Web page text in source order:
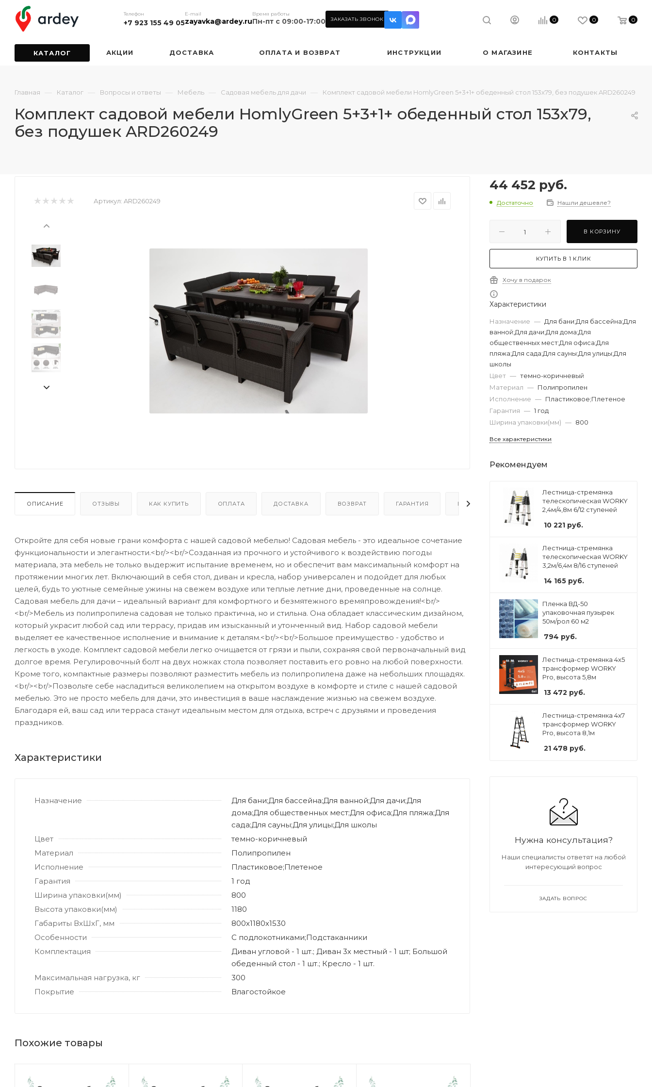
Телефон
+7 923 155 49 05
E-mail
zayavka@ardey.ru
Время работы
Пн-пт с 09:00-17:00 ЗАКАЗАТЬ ЗВОНОК 0 0 0
КАТАЛОГ АКЦИИ ДОСТАВКА ОПЛАТА И ВОЗВРАТ ИНСТРУКЦИИ О МАГАЗИНЕ КОНТАКТЫ
Главная — Каталог — Вопросы и ответы — Мебель — Садовая мебель для дачи — Комплект садовой мебели HomlyGreen 5+3+1+ обеденный стол 153х79, без подушек ARD260249
Комплект садовой мебели HomlyGreen 5+3+1+ обеденный стол 153х79,
без подушек ARD260249
Артикул: ARD260249
ОПИСАНИЕ ОТЗЫВЫ КАК КУПИТЬ ОПЛАТА ДОСТАВКА ВОЗВРАТ ГАРАНТИЯ ВОПРОС-ОТВЕТ
Откройте для себя новые грани комфорта с нашей садовой мебелью! Садовая мебель - это идеальное сочетание
функциональности и элегантности.<br/><br/>Созданная из прочного и устойчивого к воздействию погоды
материала, эта мебель не только выдержит испытание временем, но и обеспечит вам максимальный комфорт на
протяжении многих лет. Включающий в себя стол, диван и кресла, набор универсален и подойдет для любых
целей, будь то уютные семейные ужины на свежем воздухе или теплые летние дни, проведенные на солнце.
Садовая мебель для дачи – идеальный вариант для комфортного и безмятежного времяпровождения!<br/>
<br/>Мебель из полипропилена садовая не только практична, но и стильна. Она обладает классическим дизайном,
который украсит любой сад или террасу, придав им изысканный и утонченный вид. Набор садовой мебели
выделяет ее качественное исполнение и внимание к деталям.<br/><br/>Большое преимущество - удобство и
легкость в уходе. Комплект садовой мебели легко очищается от грязи и пыли, сохраняя свой первоначальный вид
долгое время. Регулировочный болт на двух ножках стола позволяет поставить его ровно на любой поверхности.
Кроме того, компактные размеры позволяют разместить мебель из полипропилена даже на небольших площадях.
<br/><br/>Позвольте себе насладиться великолепием на открытом воздухе в комфорте и стиле с нашей садовой
мебелью. Это не просто мебель для дачи, это инвестиция в ваше наслаждение жизнью на свежем воздухе.
Благодаря ей, ваш сад или терраса станут идеальным местом для отдыха, встреч с друзьями и проведения
праздников.
Характеристики
Назначение
Для бани;Для бассейна;Для ванной;Для дачи;Для
дома;Для общественных мест;Для офиса;Для пляжа;Для
сада;Для сауны;Для улицы;Для школы
Цвет
темно-коричневый
Материал
Полипропилен
Исполнение
Пластиковое;Плетеное
Гарантия
1 год
Ширина упаковки(мм)
800
Высота упаковки(мм)
1180
Габариты ВхШхГ, мм
800х1180х1530
Особенности
С подлокотниками;Подстаканники
Комплектация
Диван угловой - 1 шт.; Диван 3х местный - 1 шт; Большой
обеденный стол - 1 шт.; Кресло - 1 шт.
Максимальная нагрузка, кг
300
Покрытие
Влагостойкое
Похожие товары
44 452 руб.
Достаточно Нашли дешевле?
В КОРЗИНУ
КУПИТЬ В 1 КЛИК
Хочу в подарок
Характеристики
Назначение — Для бани;Для бассейна;Для
ванной;Для дачи;Для дома;Для
общественных мест;Для офиса;Для
пляжа;Для сада;Для сауны;Для улицы;Для
школы
Цвет — темно-коричневый
Материал — Полипропилен
Исполнение — Пластиковое;Плетеное
Гарантия — 1 год
Ширина упаковки(мм) — 800
Все характеристики
Рекомендуем
Лестница-стремянка
телескопическая WORKY
2,4м/4,8м 6/12 ступеней
10 221 руб.
Лестница-стремянка
телескопическая WORKY
3,2м/6,4м 8/16 ступеней
14 165 руб.
Пленка ВД-50
упаковочная пузырек
50м/рол 60 м2
794 руб.
Лестница-стремянка 4x5
трансформер WORKY
Pro, высота 5,8м
13 472 руб.
Лестница-стремянка 4x7
трансформер WORKY
Pro, высота 8,1м
21 478 руб.
Нужна консультация?
Наши специалисты ответят на любой
интересующий вопрос
ЗАДАТЬ ВОПРОС